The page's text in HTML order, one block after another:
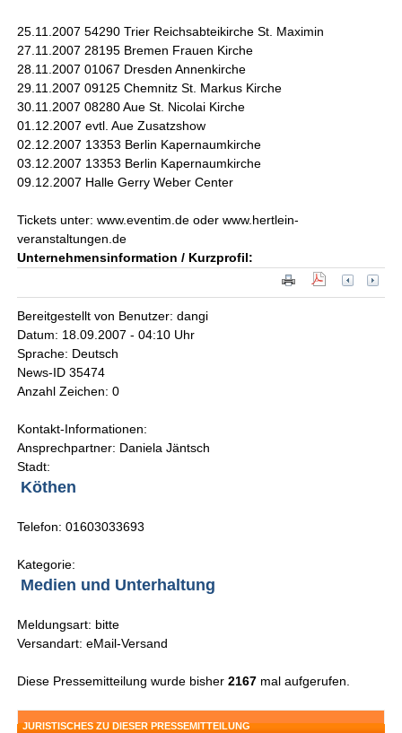
25.11.2007 54290 Trier Reichsabteikirche St. Maximin
27.11.2007 28195 Bremen Frauen Kirche
28.11.2007 01067 Dresden Annenkirche
29.11.2007 09125 Chemnitz St. Markus Kirche
30.11.2007 08280 Aue St. Nicolai Kirche
01.12.2007 evtl. Aue Zusatzshow
02.12.2007 13353 Berlin Kapernaumkirche
03.12.2007 13353 Berlin Kapernaumkirche
09.12.2007 Halle Gerry Weber Center
Tickets unter: www.eventim.de oder www.hertlein-
veranstaltungen.de
Unternehmensinformation / Kurzprofil:
Bereitgestellt von Benutzer: dangi
Datum: 18.09.2007 - 04:10 Uhr
Sprache: Deutsch
News-ID 35474
Anzahl Zeichen: 0
Kontakt-Informationen:
Ansprechpartner: Daniela Jäntsch
Stadt:
Köthen
Telefon: 01603033693
Kategorie:
Medien und Unterhaltung
Meldungsart: bitte
Versandart: eMail-Versand
Diese Pressemitteilung wurde bisher2167 mal aufgerufen.
JURISTISCHES ZU DIESER PRESSEMITTEILUNG